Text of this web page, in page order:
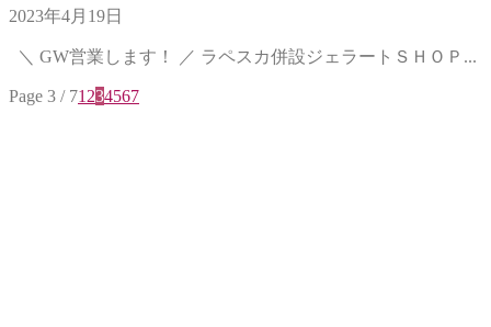
2023年4月19日
＼ GW営業します！ ／ ラペスカ併設ジェラートＳＨＯＰ...
Page 3 / 71 234567